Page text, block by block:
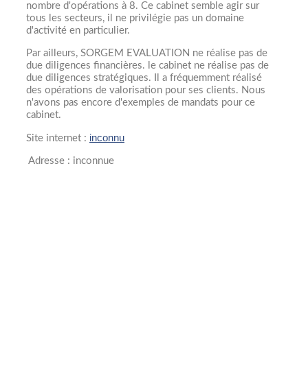
nombre d'opérations à 8. Ce cabinet semble agir sur
tous les secteurs, il ne privilégie pas un domaine
d'activité en particulier.
Par ailleurs, SORGEM EVALUATION ne réalise pas de
due diligences financières. le cabinet ne réalise pas de
due diligences stratégiques. Il a fréquemment réalisé
des opérations de valorisation pour ses clients. Nous
n'avons pas encore d'exemples de mandats pour ce
cabinet.
Site internet : inconnu
Adresse : inconnue